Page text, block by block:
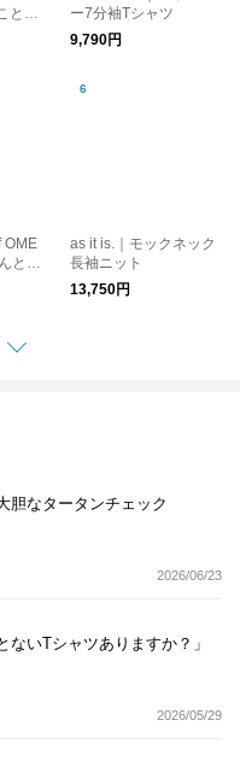
とな
ー7分袖Tシャツ
9,790円
OME
と見
as it is.｜モックネック
長袖ニット
13,750円
胆なタータンチェック
2026/06/23
ないTシャツありますか？」
2026/05/29